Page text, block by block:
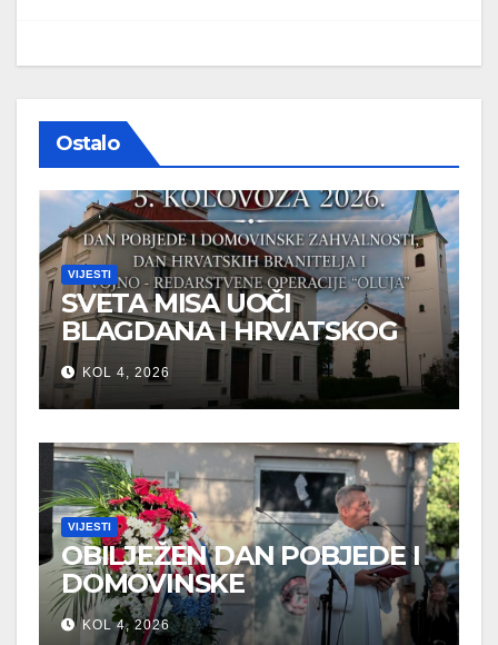
Ostalo
VIJESTI
SVETA MISA UOČI
BLAGDANA I HRVATSKOG
PRAZNIKA SLOBODE
KOL 4, 2026
VIJESTI
OBILJEŽEN DAN POBJEDE I
DOMOVINSKE
ZAHVALNOSTI U SVETOJ
KOL 4, 2026